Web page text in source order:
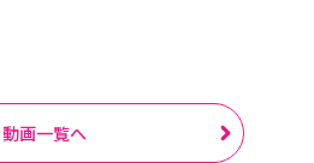
動画一覧へ